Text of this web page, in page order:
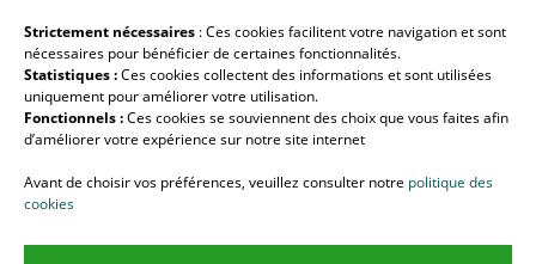
Strictement nécessaires : Ces cookies facilitent votre navigation et sont
nécessaires pour bénéficier de certaines fonctionnalités.
Statistiques :Ces cookies collectent des informations et sont utilisées
uniquement pour améliorer votre utilisation.
Fonctionnels :Ces cookies se souviennent des choix que vous faites afin
d’améliorer votre expérience sur notre site internet
Avant de choisir vos préférences, veuillez consulter notre politique des
cookies
SUIVEZ-NOUS !
Halo Photonics